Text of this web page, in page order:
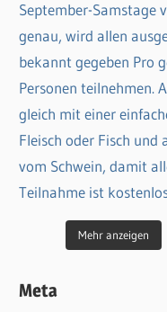
Mehr anzeigen
Meta